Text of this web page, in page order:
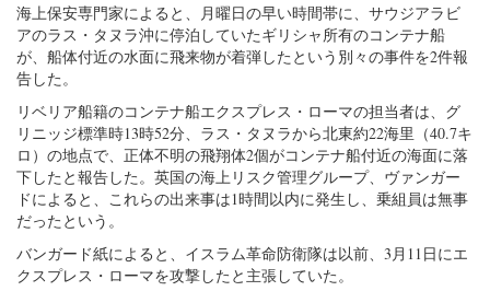
海上保安専門家によると、月曜日の早い時間帯に、サウジアラビ
アのラス・タヌラ沖に停泊していたギリシャ所有のコンテナ船
が、船体付近の水面に飛来物が着弾したという別々の事件を2件報
告した。
リベリア船籍のコンテナ船エクスプレス・ローマの担当者は、グ
リニッジ標準時13時52分、ラス・タヌラから北東約22海里（40.7キ
ロ）の地点で、正体不明の飛翔体2個がコンテナ船付近の海面に落
下したと報告した。英国の海上リスク管理グループ、ヴァンガー
ドによると、これらの出来事は1時間以内に発生し、乗組員は無事
だったという。
バンガード紙によると、イスラム革命防衛隊は以前、3月11日にエ
クスプレス・ローマを攻撃したと主張していた。